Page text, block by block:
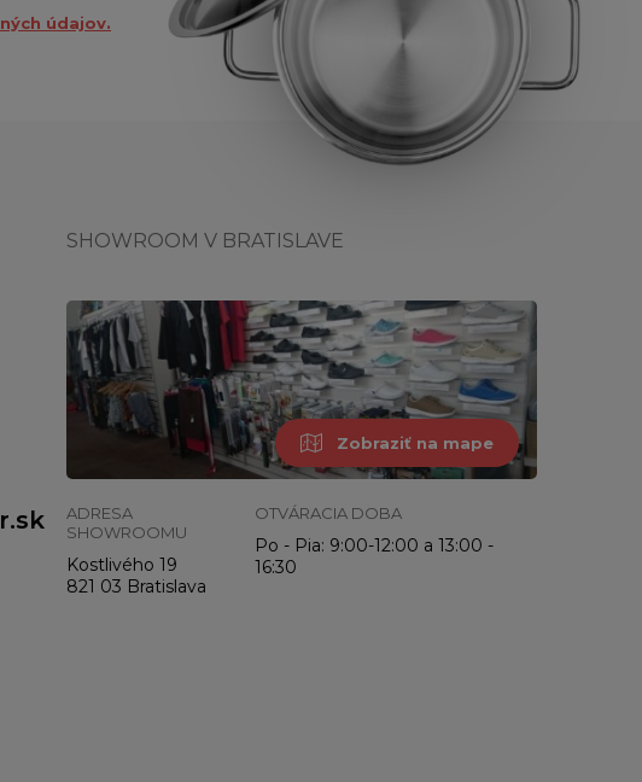
údajov.
SHOWROOM V BRATISLAVE
Zobraziť na mape
ADRESA
SHOWROOMU
Kostlivého 19
821 03 Bratislava
OTVÁRACIA DOBA
Po - Pia: 9:00-12:00 a 13:00 -
16:30